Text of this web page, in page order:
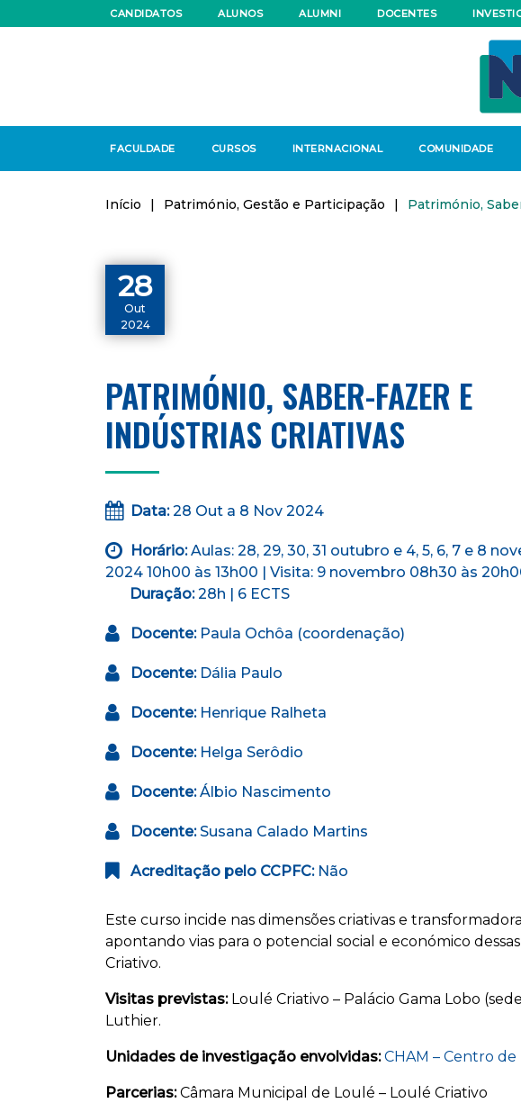
CANDIDATOS ALUNOS ALUMNI DOCENTES
FACULDADE CURSOS INTERNACIONAL COMUNIDADE
Início | Património, Gestão e Participação | Património,
28
Out
2024
PATRIMÓNIO, SABER-FAZER E
INDÚSTRIAS CRIATIVAS
Data: 28 Out a 8 Nov 2024
Horário: Aulas: 28, 29, 30, 31 outubro e 4, 5, 6, 7 e 8
2024 10h00 às 13h00 | Visita: 9 novembro 08h30 às
Duração: 28h | 6 ECTS
Docente: Paula Ochôa (coordenação)
Docente: Dália Paulo
Docente: Henrique Ralheta
Docente: Helga Serôdio
Docente: Álbio Nascimento
Docente: Susana Calado Martins
Acreditação pelo CCPFC: Não
Este curso incide nas dimensões criativas e
apontando vias para o potencial social e económico
Criativo.
Visitas previstas: Loulé Criativo – Palácio Gama Lobo
Luthier.
Unidades de investigação envolvidas:CHAM – Centro
Parcerias:Câmara Municipal de Loulé – Loulé Criativo